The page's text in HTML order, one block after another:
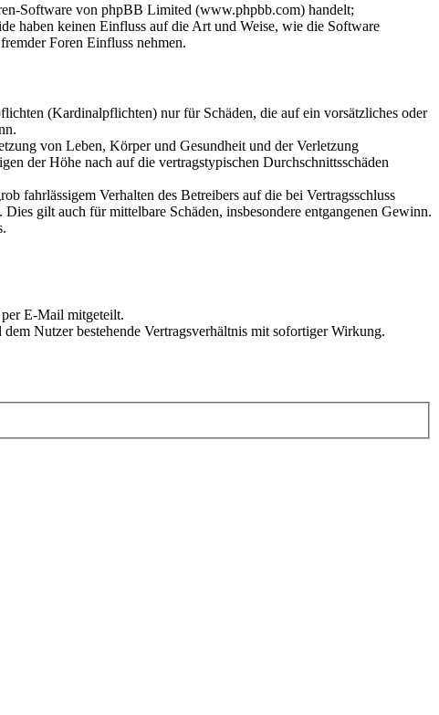
Software von phpBB Limited (www.phpbb.com) handelt;
haben keinen Einfluss auf die Art und Weise, wie die Software
Foren Einfluss nehmen.
(Kardinalpflichten) nur für Schäden, die auf ein vorsätzliches oder
von Leben, Körper und Gesundheit und der Verletzung
der Höhe nach auf die vertragstypischen Durchschnittsschäden
fahrlässigem Verhalten des Betreibers auf die bei Vertragsschluss
gilt auch für mittelbare Schäden, insbesondere entgangenen Gewinn.
E-Mail mitgeteilt.
Nutzer bestehende Vertragsverhältnis mit sofortiger Wirkung.